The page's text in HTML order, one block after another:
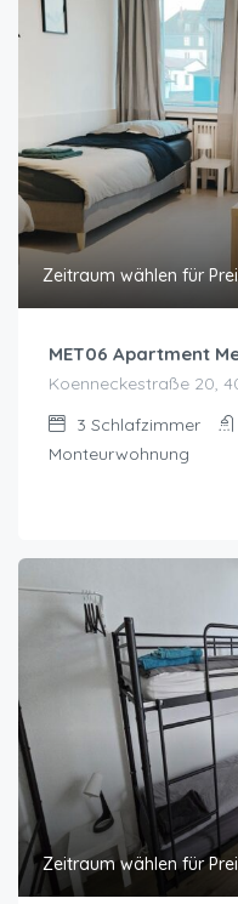
Zeitraum wählen für
MET06 Apartment
Koenneckestraße 20,
3 Schlafzimmer
Monteurwohnung
Zeitraum wählen für